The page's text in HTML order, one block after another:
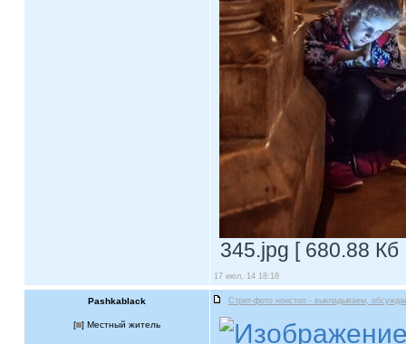
345.jpg [ 680.88
17 июл, 14 18:18
Pashkablack Стрит-фото нонстоп - выкладываем,
[ ] Местный житель